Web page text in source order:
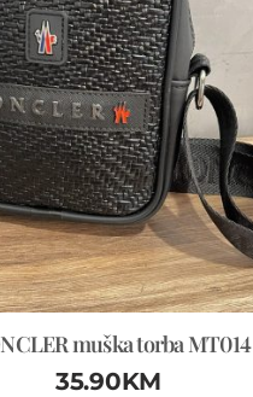
muška torba MT014
35.90KM